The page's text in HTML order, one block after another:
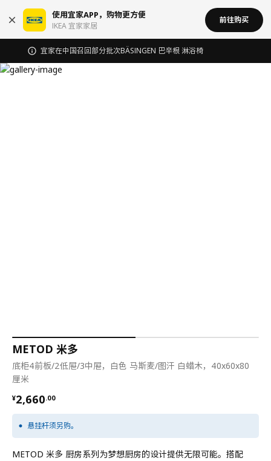
使用宜家APP，购物更方便
IKEA 宜家家居
前往购买
宜家在中国召回部分批次BÄSINGEN 巴辛根 淋浴椅
METOD 米多
底柜4前板/2低屉/3中屉，白色 马斯麦/图汗 白蜡木，40x60x80
厘米
¥2,660.00
¥ 2660.00
悬挂杆须另购。
METOD 米多 厨房系列为梦想厨房的设计提供无限可能。搭配